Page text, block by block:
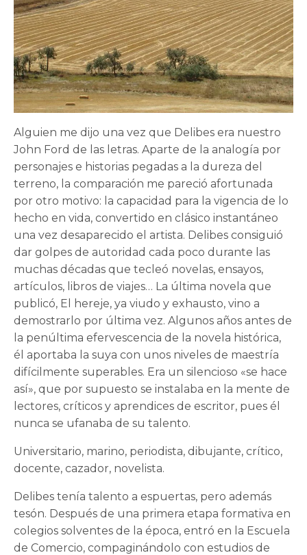
Alguien me dijo una vez que Delibes era nuestro
John Ford de las letras. Aparte de la analogía por
personajes e historias pegadas a la dureza del
terreno, la comparación me pareció afortunada
por otro motivo: la capacidad para la vigencia de lo
hecho en vida, convertido en clásico instantáneo
una vez desaparecido el artista. Delibes consiguió
dar golpes de autoridad cada poco durante las
muchas décadas que tecleó novelas, ensayos,
artículos, libros de viajes… La última novela que
publicó, El hereje, ya viudo y exhausto, vino a
demostrarlo por última vez. Algunos años antes de
la penúltima efervescencia de la novela histórica,
él aportaba la suya con unos niveles de maestría
difícilmente superables. Era un silencioso «se hace
así», que por supuesto se instalaba en la mente de
lectores, críticos y aprendices de escritor, pues él
nunca se ufanaba de su talento.
Universitario, marino, periodista, dibujante, crítico,
docente, cazador, novelista.
Delibes tenía talento a espuertas, pero además
tesón. Después de una primera etapa formativa en
colegios solventes de la época, entró en la Escuela
de Comercio, compaginándolo con estudios de